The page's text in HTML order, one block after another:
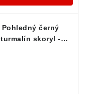
Pohledný černý
turmalín skoryl -